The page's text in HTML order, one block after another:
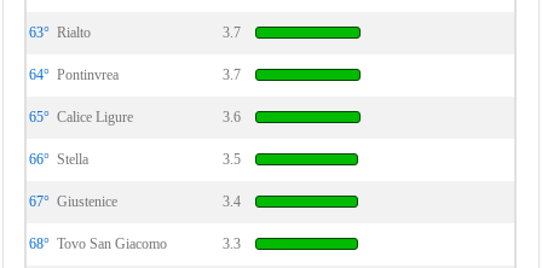
63° Rialto 3.7
64° Pontinvrea 3.7
65° Calice Ligure 3.6
66° Stella 3.5
67° Giustenice 3.4
68° Tovo San Giacomo 3.3